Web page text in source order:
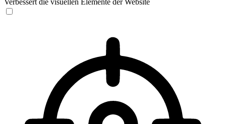
Verbessert die visuellen Elemente der Website